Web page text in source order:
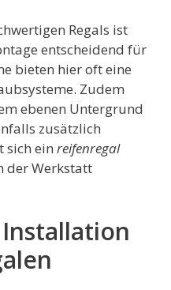
Regals ist
entscheidend für
bieten hier oft eine
Zudem
ebenen Untergrund
zusätzlich
sich ein reifenregal
der Werkstatt